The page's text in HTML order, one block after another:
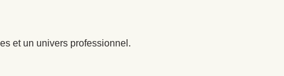
et un univers professionnel.